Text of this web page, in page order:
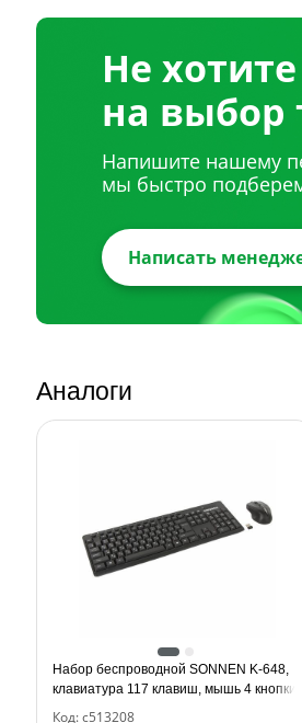
Не
на выбор
Напишите нашему
мы быстро
Написать
Аналоги
Набор беспроводной SONNEN K-648,
клавиатура 117 клавиш, мышь 4 кнопки
1600 dpi, черный, 513208
Код: с513208